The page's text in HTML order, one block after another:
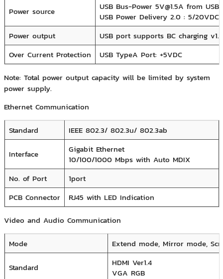
Power source
USB Bus-Power 5V@1.5A from USB
USB Power Delivery 2.0 : 5/20VDC
Power output
USB port supports BC charging
Over Current Protection
USB Type­A Port: +5VDC
Note: Total power output capacity will be limited by system
power supply.
Ethernet Communication
Standard IEEE 802.3/ 802.3u/ 802.3ab
Interface
Gigabit Ethernet
10/100/1000 Mbps with Auto MDIX
No. of Port
1­port
PCB Connector
RJ45 with LED Indication
Video and Audio Communication
Mode Extend mode, Mirror mode,
Standard
HDMI Ver1.4
VGA RGB